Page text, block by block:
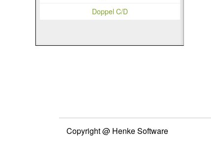
Doppel C/D
Copyright @ Henke Software